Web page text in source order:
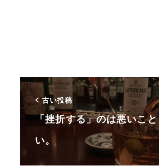
古い投稿
「挫折する」のは悪いこ
い。